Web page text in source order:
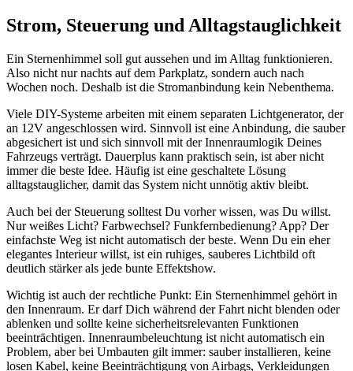
Strom, Steuerung und Alltagstauglichkeit
Ein Sternenhimmel soll gut aussehen und im Alltag funktionieren.
Also nicht nur nachts auf dem Parkplatz, sondern auch nach
Wochen noch. Deshalb ist die Stromanbindung kein Nebenthema.
Viele DIY-Systeme arbeiten mit einem separaten Lichtgenerator, der
an 12V angeschlossen wird. Sinnvoll ist eine Anbindung, die sauber
abgesichert ist und sich sinnvoll mit der Innenraumlogik Deines
Fahrzeugs verträgt. Dauerplus kann praktisch sein, ist aber nicht
immer die beste Idee. Häufig ist eine geschaltete Lösung
alltagstauglicher, damit das System nicht unnötig aktiv bleibt.
Auch bei der Steuerung solltest Du vorher wissen, was Du willst.
Nur weißes Licht? Farbwechsel? Funkfernbedienung? App? Der
einfachste Weg ist nicht automatisch der beste. Wenn Du ein eher
elegantes Interieur willst, ist ein ruhiges, sauberes Lichtbild oft
deutlich stärker als jede bunte Effektshow.
Wichtig ist auch der rechtliche Punkt: Ein Sternenhimmel gehört in
den Innenraum. Er darf Dich während der Fahrt nicht blenden oder
ablenken und sollte keine sicherheitsrelevanten Funktionen
beeinträchtigen. Innenraumbeleuchtung ist nicht automatisch ein
Problem, aber bei Umbauten gilt immer: sauber installieren, keine
losen Kabel, keine Beeinträchtigung von Airbags, Verkleidungen